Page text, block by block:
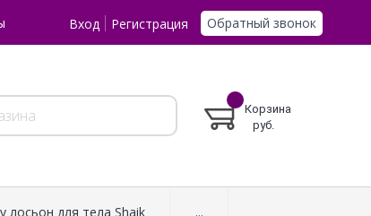
Вход Регистрация Обратный звонок
Корзина
руб.
лосьон для тела Shaik ...